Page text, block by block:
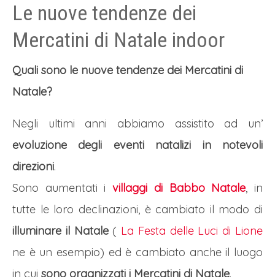
Le nuove tendenze dei
Mercatini di Natale indoor
Quali sono le nuove tendenze dei Mercatini di
Natale?
Negli ultimi anni abbiamo assistito ad un’
evoluzione degli eventi natalizi in notevoli
direzioni.
Sono aumentati ivillaggi di Babbo Natale, in
tutte le loro declinazioni, è cambiato il modo di
illuminare il Natale( La Festa delle Luci di Lione
ne è un esempio) ed è cambiato anche il luogo
in cui sono organizzati i Mercatini di Natale.